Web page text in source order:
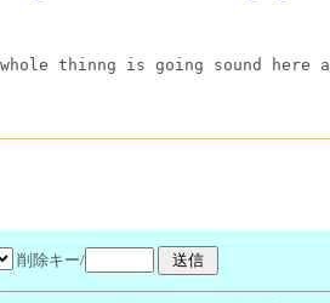
thinng is going sound
削除キー/